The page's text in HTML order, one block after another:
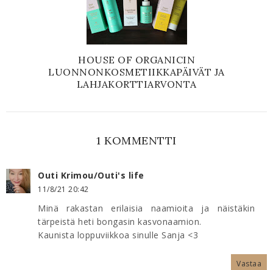
HOUSE OF ORGANICIN
LUONNONKOSMETIIKKAPÄIVÄT JA
LAHJAKORTTIARVONTA
1 KOMMENTTI
Outi Krimou/Outi's life
11/8/21 20:42
Minä rakastan erilaisia naamioita ja näistäkin
tärpeistä heti bongasin kasvonaamion.
Kaunista loppuviikkoa sinulle Sanja <3
Vastaa